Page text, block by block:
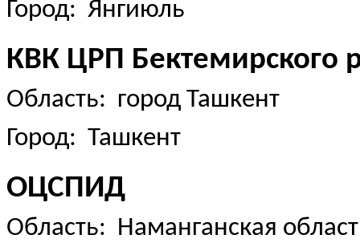
Город: Янгиюль
КВК ЦРП Бектемирского
Область: город Ташкент
Город: Ташкент
ОЦСПИД
Область: Наманганская